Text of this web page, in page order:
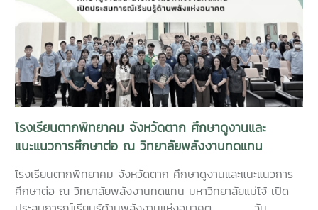
โรงเรียนตากพิทยาคม จังหวัดตาก ศึกษาดูงานและ
แนะแนวการศึกษาต่อ ณ วิทยาลัยพลังงานทดแทน
มหาวิทยาลัยแม่โจ้ เปิดประสบการณ์เรียนรู้ด้านพลังงาน
แห่งอนาคต
โรงเรียนตากพิทยาคม จังหวัดตาก ศึกษาดูงานและแนะแนวการ
ศึกษาต่อ ณ วิทยาลัยพลังงานทดแทน มหาวิทยาลัยแม่โจ้ เปิด